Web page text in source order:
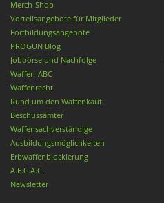
Merch-Shop
Vorteilsangebote für Mitglieder
Fortbildungsangebote
PROGUN Blog
Jobbörse und Nachfolge
Waffen-ABC
Waffenrecht
Rund um den Waffenkauf
Beschussämter
Waffensachverständige
Ausbildungsmöglichkeiten
Erbwaffenblockierung
A.E.C.A.C.
Newsletter